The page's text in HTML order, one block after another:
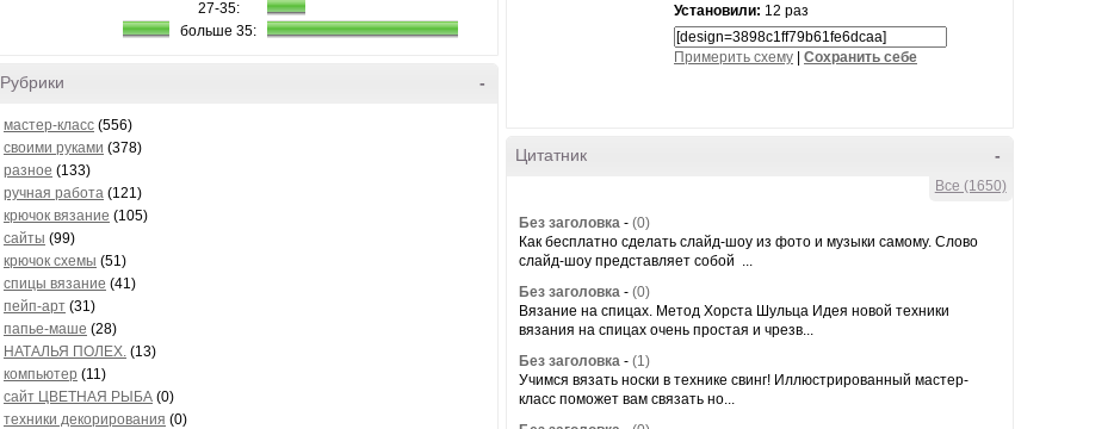
27-35:
больше 35:
-
Рубрики
мастер-класс (556)
своими руками (378)
разное (133)
ручная работа (121)
крючок вязание (105)
сайты (99)
крючок схемы (51)
спицы вязание (41)
пейп-арт (31)
папье-маше (28)
НАТАЛЬЯ ПОЛЕХ. (13)
компьютер (11)
сайт ЦВЕТНАЯ РЫБА (0)
техники декорирования (0)
Установили: 12 раз
Примерить схему Cохранить себе
-
Цитатник
Все (1650)
Без заголовка - (0)
Как бесплатно сделать слайд-шоу из фото и музыки самому. Слово
слайд-шоу представляет собой ...
Без заголовка - (0)
Вязание на спицах. Метод Хорста Шульца Идея новой техники
вязания на спицах очень простая и чрезв...
Без заголовка - (1)
Учимся вязать носки в технике свинг! Иллюстрированный мастер-
класс поможет вам связать но...